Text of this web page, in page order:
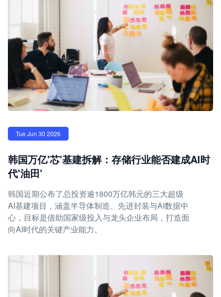
Tue Jun 30 2026
韩国万亿'芯'基建拆解：存储行业能否建成AI时
代'油田'
韩国近期公布了总投资逾1800万亿韩元的三大超级
AI基建项目，涵盖半导体制造、先进封装与AI数据中
心，目标是借助国家级投入与龙头企业布局，打造面
向AI时代的关键产业能力。